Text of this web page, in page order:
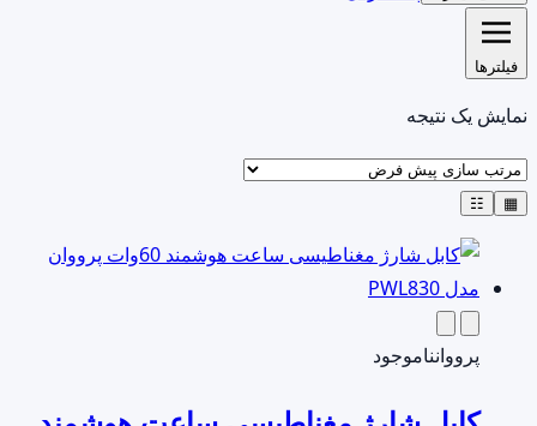
فیلترها
نمایش یک نتیجه
▦
☷
پرووانناموجود